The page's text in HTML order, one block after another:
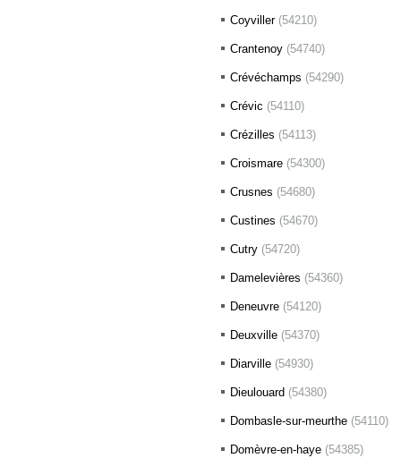
Coyviller (54210)
Crantenoy (54740)
Crévéchamps (54290)
Crévic (54110)
Crézilles (54113)
Croismare (54300)
Crusnes (54680)
Custines (54670)
Cutry (54720)
Damelevières (54360)
Deneuvre (54120)
Deuxville (54370)
Diarville (54930)
Dieulouard (54380)
Dombasle-sur-meurthe (54110)
Domèvre-en-haye (54385)